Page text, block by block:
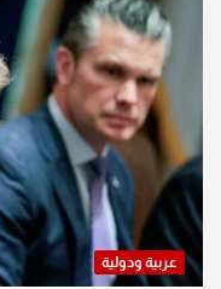
عربية ودولية